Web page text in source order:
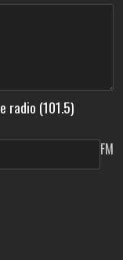
radio (101.5)
FM